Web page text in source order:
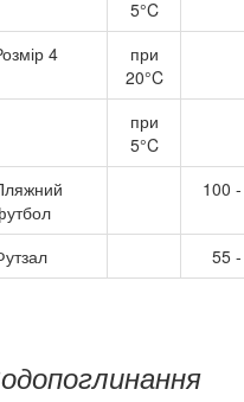
5°C
4
при
20°C
при
5°C
100
55